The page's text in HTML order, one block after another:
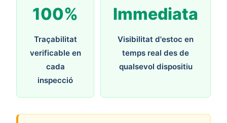
100%
Traçabilitat
verificable en
cada
inspecció
Immediata
Visibilitat d'estoc en
temps real des de
qualsevol dispositiu